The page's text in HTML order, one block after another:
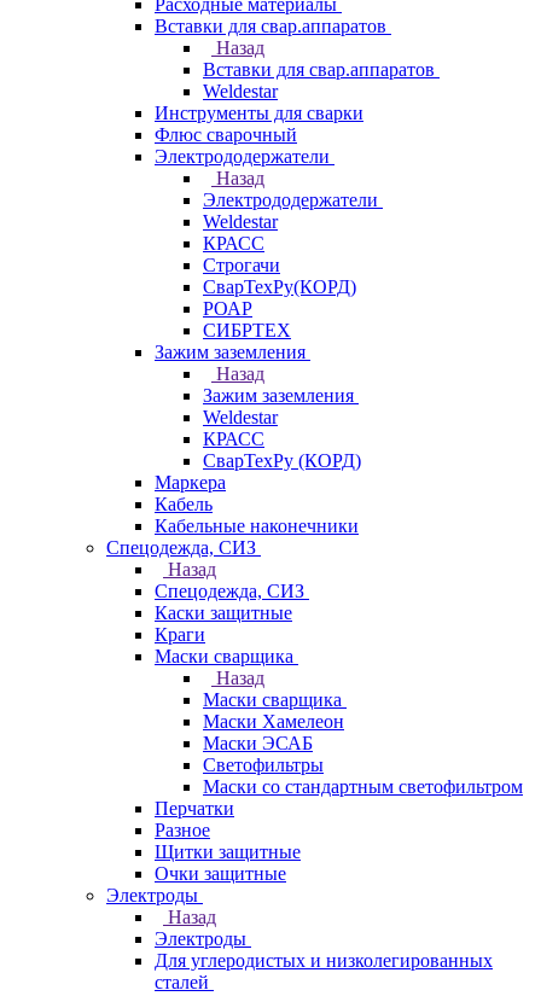
Расходные материалы
Вставки для свар.аппаратов
Назад
Вставки для свар.аппаратов
Weldestar
Инструменты для сварки
Флюс сварочный
Электрододержатели
Назад
Электрододержатели
Weldestar
КРАСС
Строгачи
СварТехРу(КОРД)
РОАР
СИБРТЕХ
Зажим заземления
Назад
Зажим заземления
Weldestar
КРАСС
СварТехРу (КОРД)
Маркера
Кабель
Кабельные наконечники
Спецодежда, СИЗ
Назад
Спецодежда, СИЗ
Каски защитные
Краги
Маски сварщика
Назад
Маски сварщика
Маски Хамелеон
Маски ЭСАБ
Светофильтры
Маски со стандартным светофильтром
Перчатки
Разное
Щитки защитные
Очки защитные
Электроды
Назад
Электроды
Для углеродистых и низколегированных
сталей